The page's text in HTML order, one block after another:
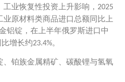
业恢复性投资上升影响， 2025
原材料类商品进口总额同比上
铝锭，在上半年俄罗斯进口中
增长约23.4%。
、铂族金属精矿、碳酸锂与氢氧